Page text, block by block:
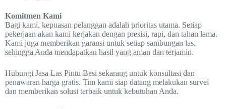
Komitmen Kami
Bagi kami, kepuasan pelanggan adalah prioritas utama. Setiap
pekerjaan akan kami kerjakan dengan presisi, rapi, dan tahan lama.
Kami juga memberikan garansi untuk setiap sambungan las,
sehingga Anda mendapatkan hasil yang aman dan terjamin.
Hubungi Jasa Las Pintu Besi sekarang untuk konsultasi dan
penawaran harga gratis. Tim kami siap datang melakukan survei
dan memberikan solusi terbaik untuk kebutuhan Anda.